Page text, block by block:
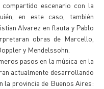
escenario con la
en este caso, también
Alvarez en flauta y Pablo
obras de Marcello,
y Mendelssohn.
pasos en la música en la
actualmente desarrollando
la provincia de Buenos Aires: